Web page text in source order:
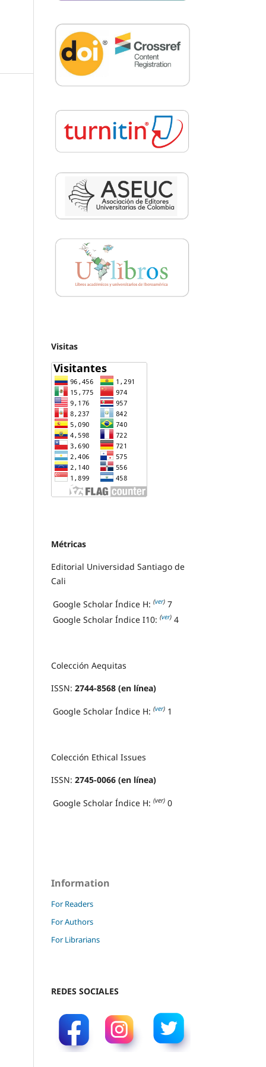
Visitas
Métricas
Editorial Universidad Santiago de
Cali
Google Scholar Índice H: (ver) 7
Google Scholar Índice I10: (ver) 4
Colección Aequitas
ISSN: 2744-8568 (en línea)
Google Scholar Índice H: (ver) 1
Colección Ethical Issues
ISSN: 2745-0066 (en línea)
Google Scholar Índice H: (ver) 0
Information
For Readers
For Authors
For Librarians
REDES SOCIALES